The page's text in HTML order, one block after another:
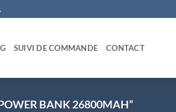
SUIVI DE COMMANDE CONTACT
BANK 26800MAH”